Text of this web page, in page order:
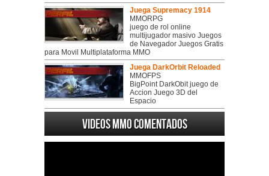
Juega Supremacy 1914
MMORPG
juego de rol online
multijugador masivo Juegos
de Navegador Juegos Gratis
para Movil Multiplataforma MMO
Juega DarkOrbit Reloaded
MMOFPS
BigPoint DarkObit juego de
Accion Juego 3D del
Espacio
Videos MMO Comentados